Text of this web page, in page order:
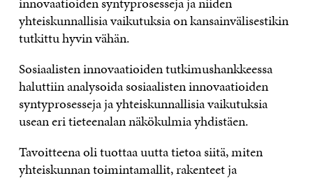
yhteiskunnallisia vaikutuksia on kansainvälisestikin
tutkittu hyvin vähän.
Sosiaalisten innovaatioiden tutkimushankkeessa
haluttiin analysoida sosiaalisten innovaatioiden
syntyprosesseja ja yhteiskunnallisia vaikutuksia
usean eri tieteenalan näkökulmia yhdistäen.
Tavoitteena oli tuottaa uutta tietoa siitä, miten
yhteiskunnan toimintamallit, rakenteet ja